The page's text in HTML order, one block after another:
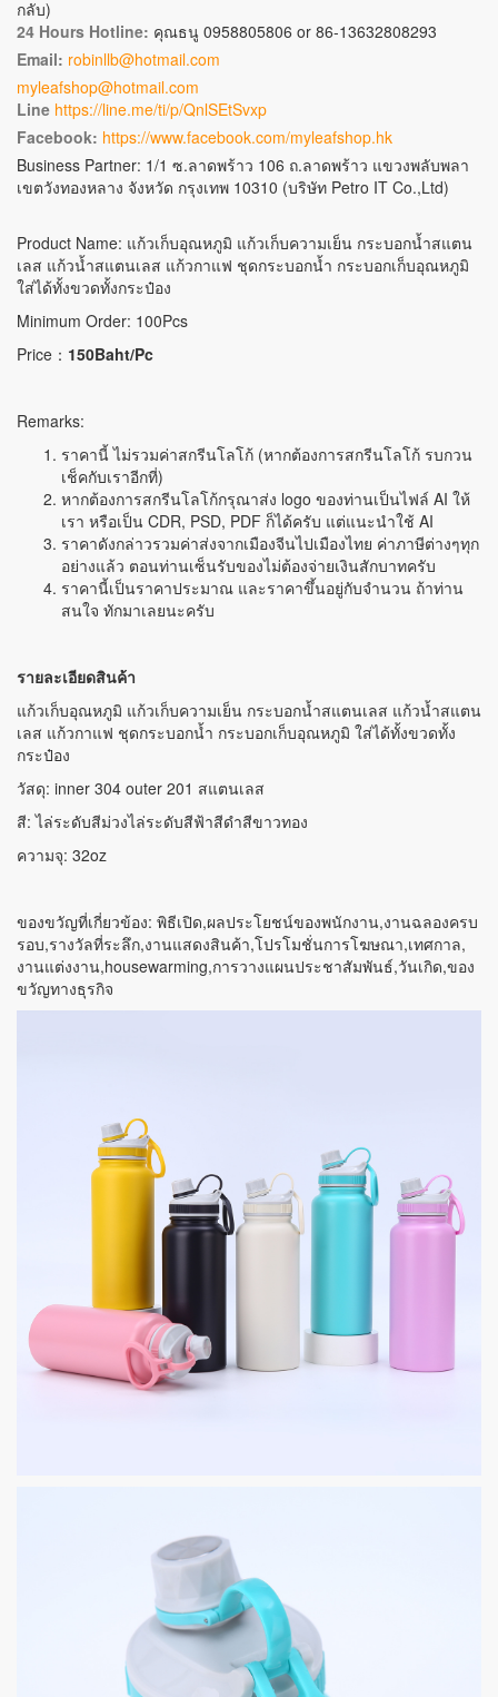
กลับ)
24 Hours Hotline: คุณธนู 0958805806 or 86-13632808293
Email: robinllb@hotmail.com
myleafshop@hotmail.com
Line https://line.me/ti/p/QnlSEtSvxp
Facebook: https://www.facebook.com/myleafshop.hk
Business Partner: 1/1 ซ.ลาดพร้าว 106 ถ.ลาดพร้าว แขวงพลับพลา
เขตวังทองหลาง จังหวัด กรุงเทพ 10310 (บริษัท Petro IT Co.,Ltd)
Product Name: แก้วเก็บอุณหภูมิ แก้วเก็บความเย็น กระบอกน้ำสแตน
เลส แก้วน้ำสแตนเลส แก้วกาแฟ ชุดกระบอกน้ำ กระบอกเก็บอุณหภูมิ
ใส่ได้ทั้งขวดทั้งกระป๋อง
Minimum Order: 100Pcs
Price： 150Baht/Pc
Remarks:
ราคานี้ ไม่รวมค่าสกรีนโลโก้ (หากต้องการสกรีนโลโก้ รบกวน
เช็คกับเราอีกที่)
หากต้องการสกรีนโลโก้กรุณาส่ง logo ของท่านเป็นไฟล์ AI ให้
เรา หรือเป็น CDR, PSD, PDF ก็ได้ครับ แต่แนะนำใช้ AI
ราคาดังกล่าวรวมค่าส่งจากเมืองจีนไปเมืองไทย ค่าภาษีต่างๆทุก
อย่างแล้ว ตอนท่านเซ็นรับของไม่ต้องจ่ายเงินสักบาทครับ
ราคานี้เป็นราคาประมาณ และราคาขึ้นอยู่กับจำนวน ถ้าท่าน
สนใจ ทักมาเลยนะครับ
รายละเอียดสินค้า
แก้วเก็บอุณหภูมิ แก้วเก็บความเย็น กระบอกน้ำสแตนเลส แก้วน้ำสแตน
เลส แก้วกาแฟ ชุดกระบอกน้ำ กระบอกเก็บอุณหภูมิ ใส่ได้ทั้งขวดทั้ง
กระป๋อง
วัสดุ: inner 304 outer 201 สแตนเลส
สี: ไล่ระดับสีม่วงไล่ระดับสีฟ้าสีดำสีขาวทอง
ความจุ: 32oz
ของขวัญที่เกี่ยวข้อง: พิธีเปิด,ผลประโยชน์ของพนักงาน,งานฉลองครบ
รอบ,รางวัลที่ระลึก,งานแสดงสินค้า,โปรโมชั่นการโฆษณา,เทศกาล,
งานแต่งงาน,housewarming,การวางแผนประชาสัมพันธ์,วันเกิด,ของ
ขวัญทางธุรกิจ